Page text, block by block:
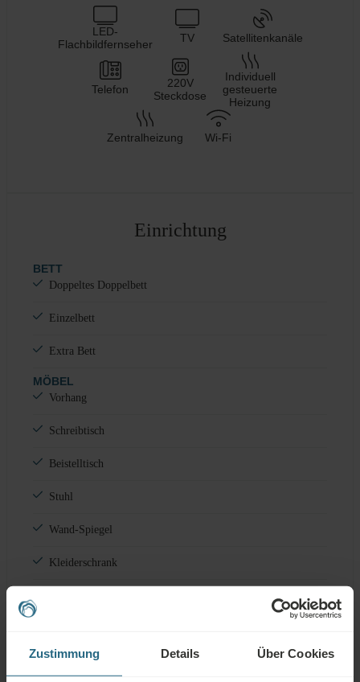
Zustimmung Details Über Cookies
LED-
Flachbildfernseher
TV Satellitenkanäle
Telefon
220V
Steckdose
Individuell
gesteuerte
Heizung
Zentralheizung Wi-Fi
Einrichtung
BETT
Doppeltes Doppelbett
Einzelbett
Extra Bett
MÖBEL
Vorhang
Schreibtisch
Beistelltisch
Stuhl
Wand-Spiegel
Kleiderschrank